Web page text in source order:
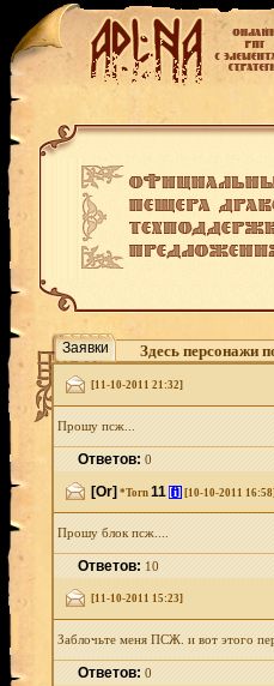
Заявки Здесь персонажи
[11-10-2011 21:32]
Прошу псж...
Ответов:0
[Or] *Torn 11 [i] [10-10-2011 16:58]
Прошу блок псж....
Ответов:10
[11-10-2011 15:23]
Заблочьте меня ПСЖ. и вот этого
Ответов:0